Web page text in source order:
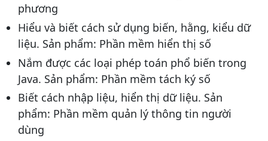
phương
Hiểu và biết cách sử dụng biến, hằng, kiểu dữ
liệu. Sản phẩm: Phần mềm hiển thị số
Nắm được các loại phép toán phổ biến trong
Java. Sản phẩm: Phần mềm tách ký số
Biết cách nhập liệu, hiển thị dữ liệu. Sản
phẩm: Phần mềm quản lý thông tin người
dùng